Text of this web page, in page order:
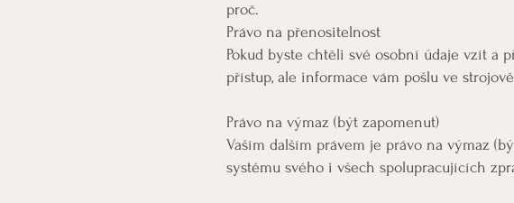
proč.
Právo na přenositelnost
Pokud byste chtěli své osobní údaje vzít a
přístup, ale informace vám pošlu ve
Právo na výmaz (být zapomenut)
Vaším dalším právem je právo na výmaz
systému svého i všech spolupracujících